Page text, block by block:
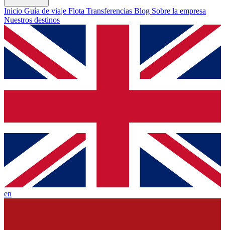
Inicio Guía de viaje Flota Transferencias Blog Sobre la empresa
Nuestros destinos
en